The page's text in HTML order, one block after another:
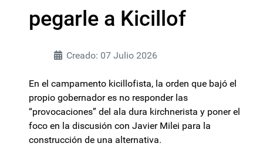
pegarle a Kicillof
Creado: 07 Julio 2026
En el campamento kicillofista, la orden que bajó el
propio gobernador es no responder las
“provocaciones” del ala dura kirchnerista y poner el
foco en la discusión con Javier Milei para la
construcción de una alternativa.